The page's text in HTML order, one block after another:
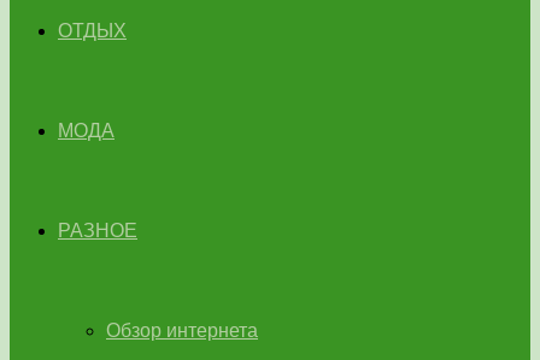
ОТДЫХ
МОДА
РАЗНОЕ
Обзор интернета